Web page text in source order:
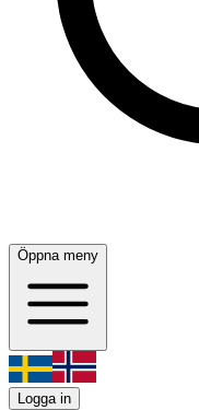
Öppna meny
Logga in